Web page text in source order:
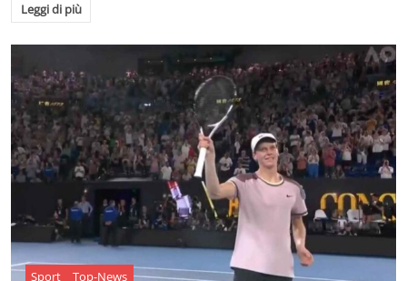
Leggi di più
Sport Top-News